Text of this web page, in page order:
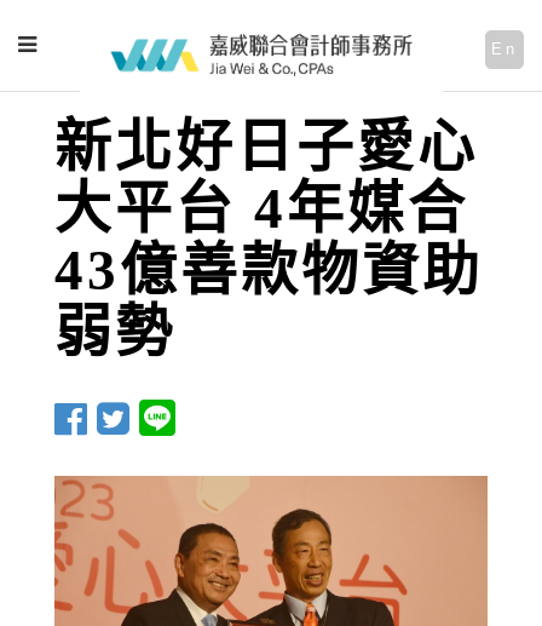
En
新北好日子愛心
大平台 4年媒合
43億善款物資助
弱勢